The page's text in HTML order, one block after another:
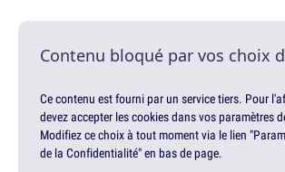
Contenu bloqué par vos choix
Ce contenu est fourni par un service tiers. Pour
devez accepter les cookies dans vos paramètres
Modifiez ce choix à tout moment via le lien
de la Confidentialité" en bas de page.